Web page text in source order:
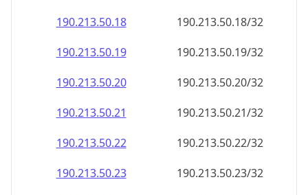
190.213.50.18
190.213.50.18/32
190.213.50.19
190.213.50.19/32
190.213.50.20
190.213.50.20/32
190.213.50.21
190.213.50.21/32
190.213.50.22
190.213.50.22/32
190.213.50.23
190.213.50.23/32